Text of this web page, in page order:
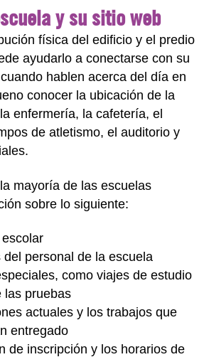
y su sitio web
física del edificio y el predio
ayudarlo a conectarse con su
hablen acerca del día en
conocer la ubicación de la
enfermería, la cafetería, el
de atletismo, el auditorio y
mayoría de las escuelas
sobre lo siguiente:
del personal de la escuela
como viajes de estudio
las pruebas
actuales y los trabajos que
entregado
de inscripción y los horarios de